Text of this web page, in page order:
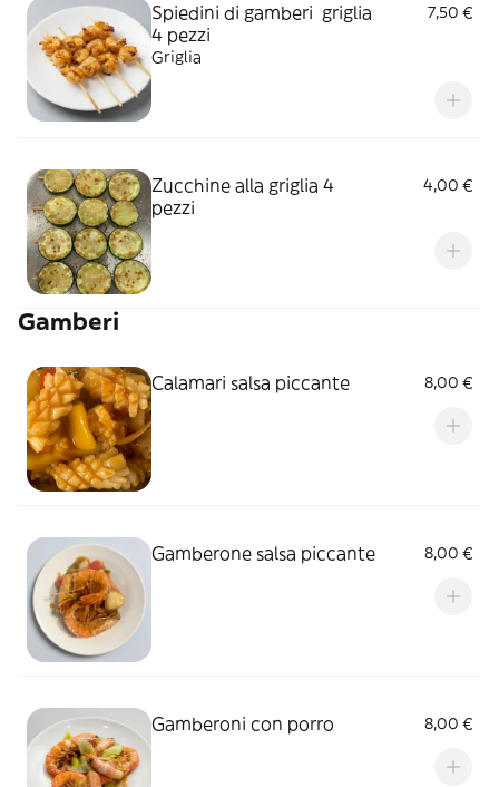
Spiedini di gamberi griglia
4 pezzi
7,50 €
Griglia
Zucchine alla griglia 4
pezzi
4,00 €
Gamberi
Calamari salsa piccante 8,00 €
Gamberone salsa piccante 8,00 €
Gamberoni con porro 8,00 €